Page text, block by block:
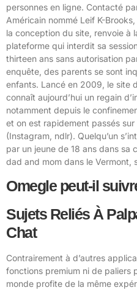
personnes en ligne. Contacté
Américain nommé Leif K-
la conception du site, renvoie à
plateforme qui interdit sa
thirteen ans sans autorisation
enquête, des parents se sont
enfants. Lancé en 2009, le site
connaît aujourd’hui un regain
notamment depuis le
et on est rapidement passés
(Instagram, ndlr). Quelqu’un
par un jeune de 18 ans dans sa
dad and mom dans le Vermont,
Omegle peut-il
Sujets Reliés À
Chat
Contrairement à d’autres
fonctions premium ni de paliers
monde profite de la même